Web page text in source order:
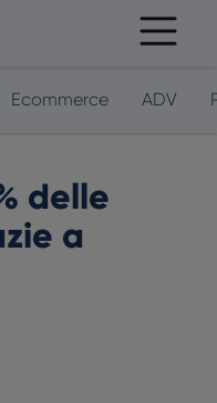
Ecommerce ADV
delle
a